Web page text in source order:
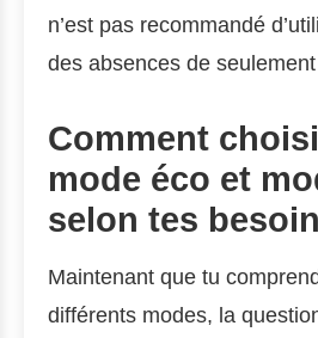
n’est pas recommandé
des absences de
Comment
mode éco et
selon tes
Maintenant que tu
différents modes, la